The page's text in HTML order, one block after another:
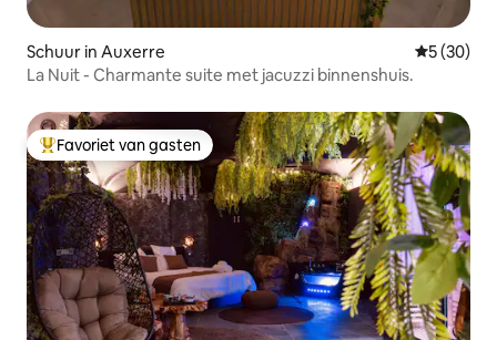
Schuur in Auxerre
5 (30)
La Nuit - Charmante suite met jacuzzi binnenshuis.
Topfavoriet van gasten
Favoriet van gasten